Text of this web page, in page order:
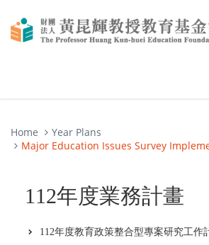
Home
Year Plans
Major Education Issues Survey
112年度業務計畫
112年度教育政策整合型專案研究工作